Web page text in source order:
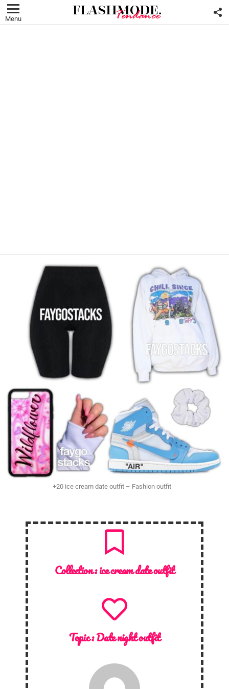
Menu
+20 ice cream date outfit – Fashion outfit
Collection :ice cream date outfit
Topic :Date night outfit